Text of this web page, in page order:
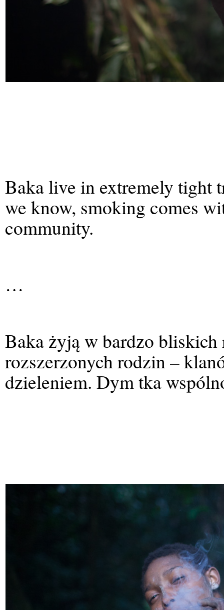
Baka live in extremely tight
we know, smoking comes
community.
…
Baka żyją w bardzo bliskich
rozszerzonych rodzin –
dzieleniem. Dym tka